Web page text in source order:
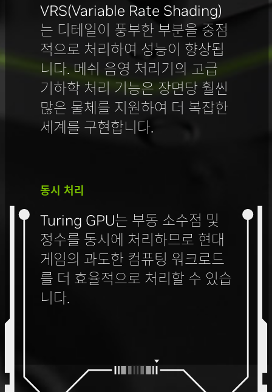
VRS(Variable Rate Shading)
는 디테일이 풍부한 부분을 중점
적으로 처리하여 성능이 향상됩
니다. 메쉬 음영 처리기의 고급
기하학 처리 기능은 장면당 훨씬
많은 물체를 지원하여 더 복잡한
세계를 구현합니다.
동시 처리
Turing GPU는 부동 소수점 및
정수를 동시에 처리하므로 현대
게임의 과도한 컴퓨팅 워크로드
를 더 효율적으로 처리할 수 있습
니다.